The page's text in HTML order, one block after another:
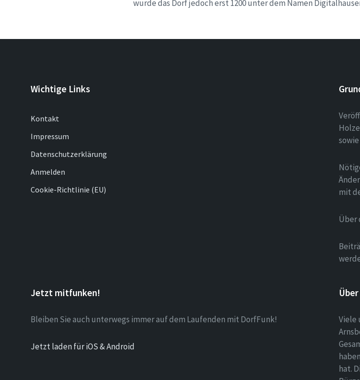
wurde das Dorf jedoch erst 1200 unter dem Namen
Wichtige Links
Kontakt
Impressum
Datenschutzerklärung
Anmelden
Cookie-Richtlinie (EU)
mit
Über
Jetzt mitfunken!
Bleiben Sie auch unterwegs immer auf dem Laufenden mit DorfFunk!
Jetzt laden für iOS & Android
Viele
hat.